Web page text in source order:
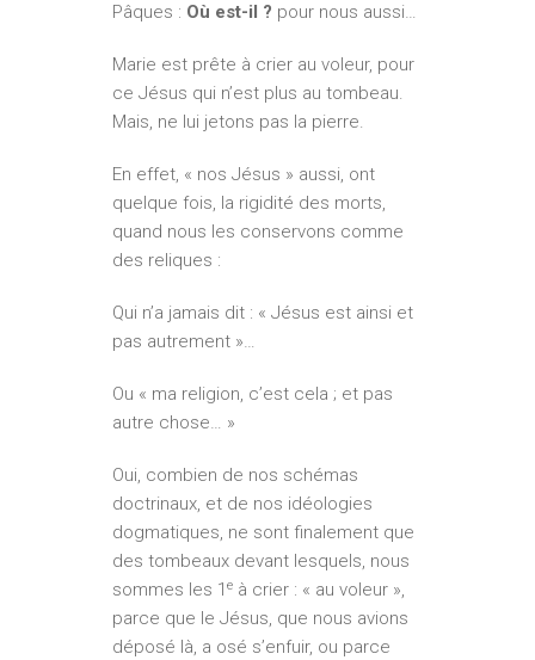
Pâques : Où est-il ? pour nous aussi…
Marie est prête à crier au voleur, pour
ce Jésus qui n’est plus au tombeau.
Mais, ne lui jetons pas la pierre.
En effet, « nos Jésus » aussi, ont
quelque fois, la rigidité des morts,
quand nous les conservons comme
des reliques :
Qui n’a jamais dit : « Jésus est ainsi et
pas autrement »…
Ou « ma religion, c’est cela ; et pas
autre chose… »
Oui, combien de nos schémas
doctrinaux, et de nos idéologies
dogmatiques, ne sont finalement que
des tombeaux devant lesquels, nous
sommes les 1 e à crier : « au voleur »,
parce que le Jésus, que nous avions
déposé là, a osé s’enfuir, ou parce